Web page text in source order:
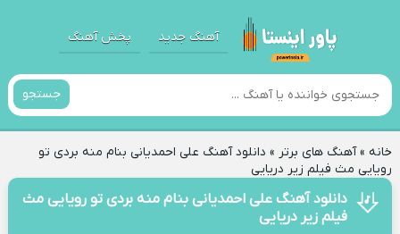
آهنگ جدید پخش آهنگ
جستجو
خانه»آهنگ های برتر » دانلود آهنگ علی احمدیانی بنام منه بردی تو
رویایی مث فیلم زیر دریایی
دانلود آهنگ علی احمدیانی بنام منه بردی تو رویایی مث
فیلم زیر دریایی